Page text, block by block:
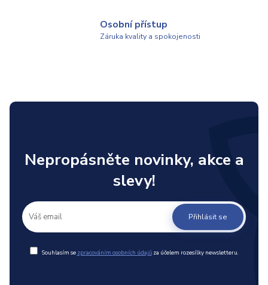
Osobní přístup
Záruka kvality a spokojenosti
Nepropásněte novinky, akce a
slevy!
Přihlásit se
Souhlasím se zpracováním osobních údajůza účelem rozesílky newsletteru.